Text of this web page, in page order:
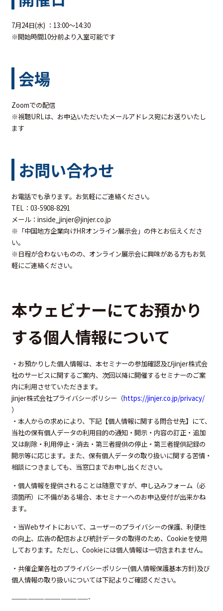
7月24日(水) ：13:00～14:30
※開始時間10分前より入室可能です
会場
Zoomでの配信
※視聴URLは、お申込いただいたメールアドレス宛にお送りいたし
ます
お問い合わせ
お電話でも承ります。お気軽にご連絡ください。
TEL：03-5908-8291
メール：inside_jinjer@jinjer.co.jp
※「中国地方企業向けHRオンライン展示会 」の件とお伝えくださ
い。
※日程が合わないものの、オンライン展示会に興味がある方もお気
軽にご連絡ください。
本ウェビナーにてお預かり
する個人情報について
・お預かりした個人情報は、本セミナーの参加確認及びjinjer株式会
社のサービスに関するご案内、次回以降に開催するセミナーのご案
内に利用させていただきます。
jinjer株式会社プライバシーポリシー（https://jinjer.co.jp/privacy/
）
・本人からの求めにより、下記【個人情報に関する問合せ先】にて、
当社の保有個人データの利用目的の通知・開示・内容の訂正・追加
又は削除・利用停止・消去・第三者提供の停止・第三者提供記録の
開示等に応じます。また、保有個人データの取り扱いに関する苦情・
相談につきましても、当窓口までお申し出ください。
・個人情報を提供されることは随意ですが、申し込みフォーム（必
須箇所）に不備がある場合、本セミナーへのお申込受付が出来かね
ます。
・当Webサイトにおいて、ユーザーのプライバシーの保護、利便性
の向上、広告の配信および統計データの取得のため、Cookieを使用
しております。ただし、Cookieには個人情報は一切含まれません。
・共催企業各社のプライバシーポリシー(個人情報保護基本方針)及び
個人情報の取り扱いについては下記よりご確認ください。
——————————————-